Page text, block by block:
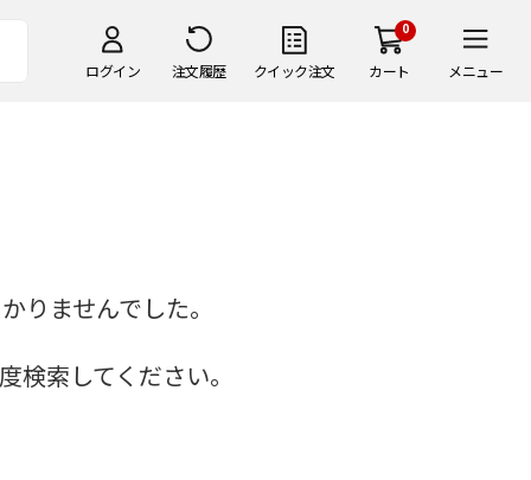
ログイン 注文履歴 クイック注文
0
カート メニュー
りませんでした。
検索してください。